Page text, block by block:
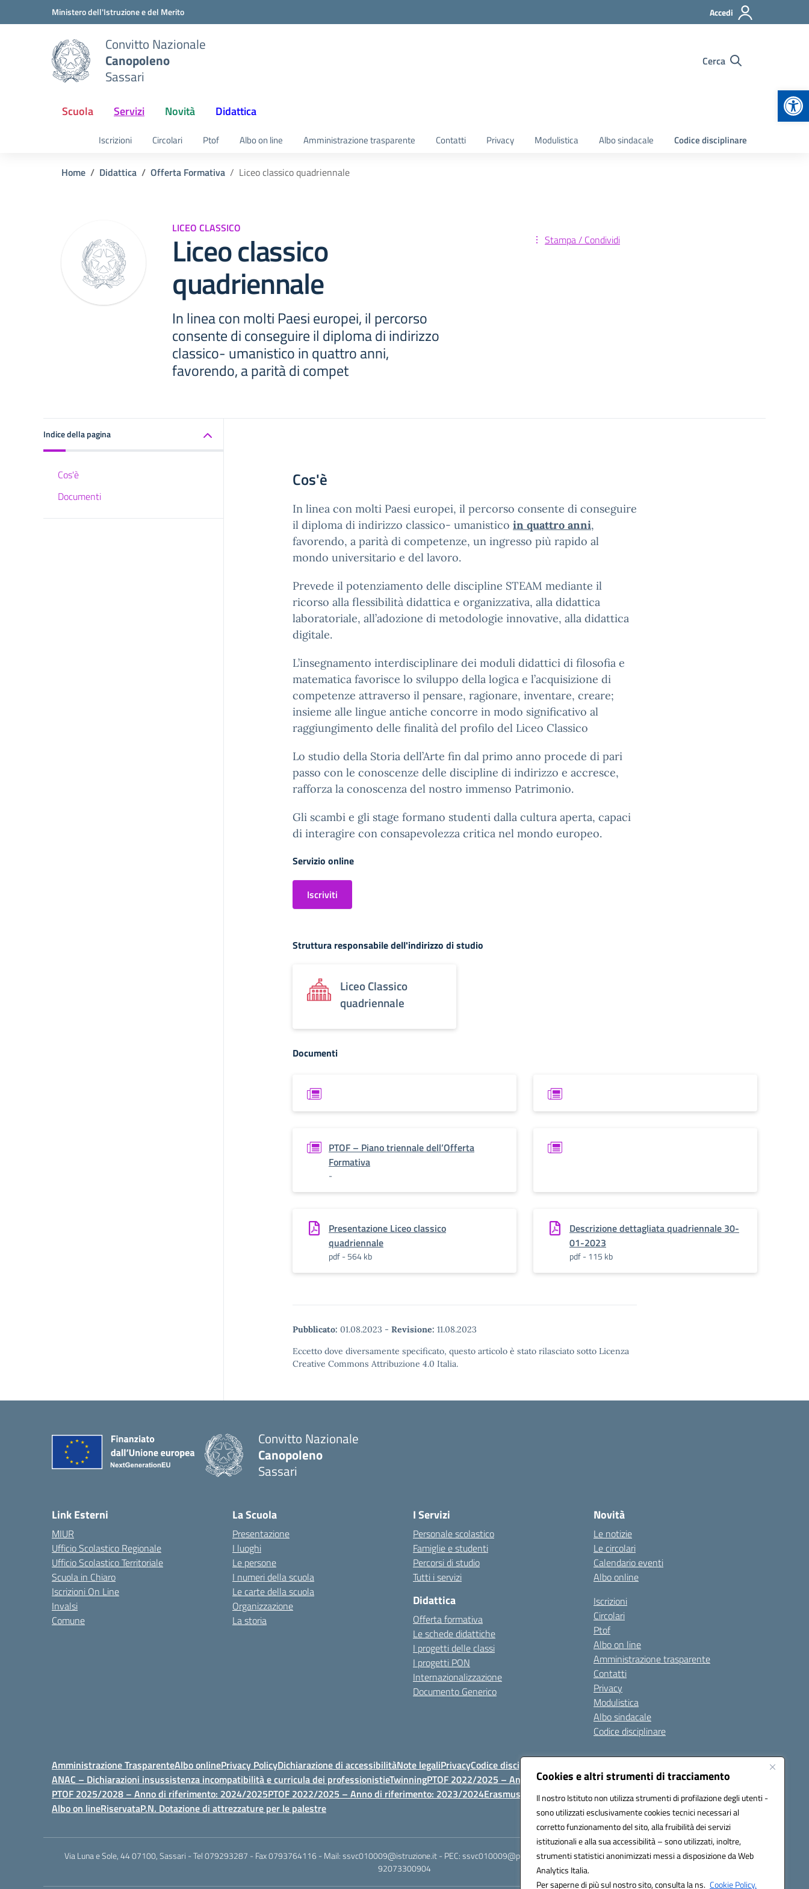
Cookies e altri strumenti di tracciamento
Il nostro Istituto non utilizza strumenti di profilazione degli utenti -
sono utilizzati esclusivamente cookies tecnici necessari al
corretto funzionamento del sito, alla fruibilità dei servizi
istituzionali e alla sua accessibilità – sono utilizzati, inoltre,
strumenti statistici anonimizzati messi a disposizione da Web
Analytics Italia.
Per saperne di più sul nostro sito, consulta la ns. Cookie Policy.
Vai ai contenuti
Vai al menu di navigazioneMinistero dell'Istruzione e del Merito Accedi
Convitto Nazionale
Canopoleno
Sassari
Cerca
Scuola Servizi Novità Didattica
Iscrizioni Circolari Ptof Albo on line Amministrazione trasparente Contatti Privacy Modulistica Albo sindacale Codice disciplinare
Home Didattica Offerta Formativa Liceo classico quadriennale
LICEO CLASSICO
Liceo classico
quadriennale
In linea con molti Paesi europei, il percorso
consente di conseguire il diploma di indirizzo
classico- umanistico in quattro anni,
favorendo, a parità di compet
Stampa / Condividi
Indice della pagina
Cos'è
Documenti
Cos'è
In linea con molti Paesi europei, il percorso consente di conseguire
il diploma di indirizzo classico- umanistico in quattro anni,
favorendo, a parità di competenze, un ingresso più rapido al
mondo universitario e del lavoro.
Prevede il potenziamento delle discipline STEAM mediante il
ricorso alla flessibilità didattica e organizzativa, alla didattica
laboratoriale, all’adozione di metodologie innovative, alla didattica
digitale.
L’insegnamento interdisciplinare dei moduli didattici di filosofia e
matematica favorisce lo sviluppo della logica e l’acquisizione di
competenze attraverso il pensare, ragionare, inventare, creare;
insieme alle lingue antiche concorre in modo significativo al
raggiungimento delle finalità del profilo del Liceo Classico
Lo studio della Storia dell’Arte fin dal primo anno procede di pari
passo con le conoscenze delle discipline di indirizzo e accresce,
rafforza la conoscenza del nostro immenso Patrimonio.
Gli scambi e gli stage formano studenti dalla cultura aperta, capaci
di interagire con consapevolezza critica nel mondo europeo.
Servizio online
Iscriviti
Struttura responsabile dell'indirizzo di studio
Liceo Classico
quadriennale
Documenti
PTOF – Piano triennale dell’Offerta
Formativa
-
Presentazione Liceo classico
quadriennale
pdf - 564 kb
Descrizione dettagliata quadriennale 30-
01-2023
pdf - 115 kb
Pubblicato: 01.08.2023 - Revisione: 11.08.2023
Eccetto dove diversamente specificato, questo articolo è stato rilasciato sotto Licenza
Creative Commons Attribuzione 4.0 Italia.
Convitto Nazionale
Canopoleno
Sassari
Link Esterni
MIUR
Ufficio Scolastico Regionale
Ufficio Scolastico Territoriale
Scuola in Chiaro
Iscrizioni On Line
Invalsi
Comune
La Scuola
Presentazione
I luoghi
Le persone
I numeri della scuola
Le carte della scuola
Organizzazione
La storia
I Servizi
Personale scolastico
Famiglie e studenti
Percorsi di studio
Tutti i servizi
Didattica
Offerta formativa
Le schede didattiche
I progetti delle classi
I progetti PON
Internazionalizzazione
Documento Generico
Novità
Le notizie
Le circolari
Calendario eventi
Albo online
Iscrizioni
Circolari
Ptof
Albo on line
Amministrazione trasparente
Contatti
Privacy
Modulistica
Albo sindacale
Codice disciplinare
Amministrazione TrasparenteAlbo onlinePrivacy PolicyDichiarazione di accessibilitàNote legaliPrivacyCodice disciplinare e di comportamento
ANAC – Dichiarazioni insussistenza incompatibilità e curricula dei professionistieTwinningPTOF 2022/2025 – Anno di riferimento: 2024/2025
PTOF 2025/2028 – Anno di riferimento: 2024/2025PTOF 2022/2025 – Anno di riferimento: 2023/2024Erasmus PTOF 2025/2028 – Anno di riferimento: 2025/2026
Albo on lineRiservataP.N. Dotazione di attrezzature per le palestre
Via Luna e Sole, 44 07100, Sassari - Tel 079293287 - Fax 0793764116 - Mail: ssvc010009@istruzione.it - PEC: ssvc010009@pec.istruzione.it - C.F. / P.IVA Convitto 80000150906 - C.F. Scuole
92073300904